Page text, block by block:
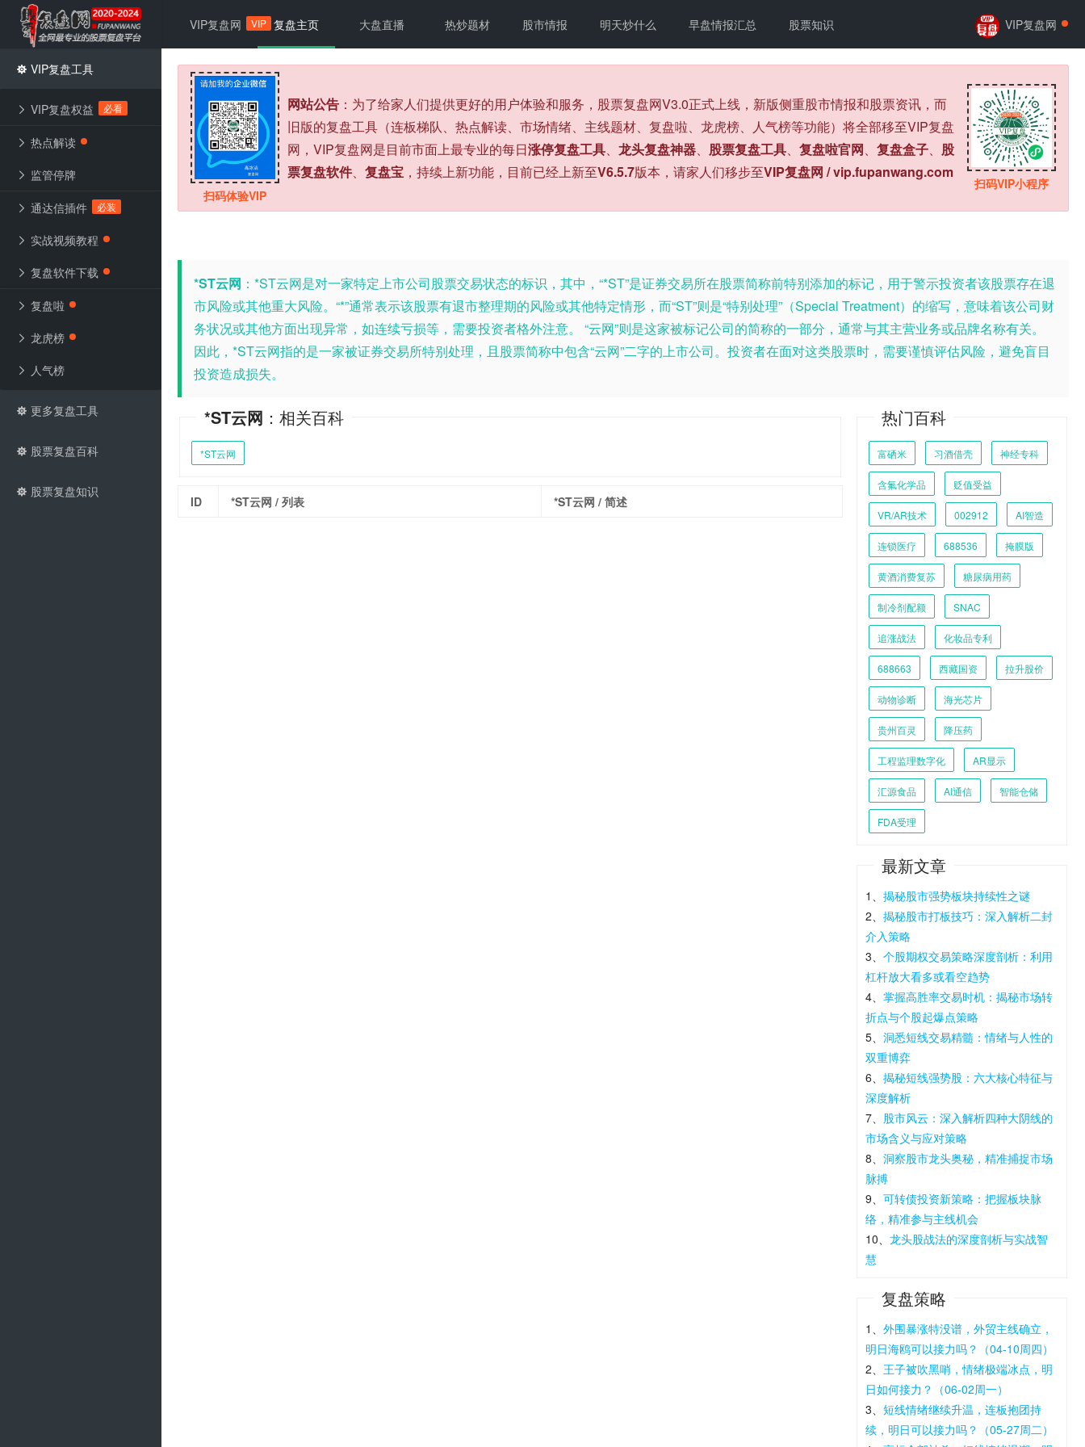
扫码体验VIP
网站公告 ：为了给家人们提供更好的用户体验和服务，股票复盘网V3.0正式上线，新版侧重股市情报和股票资讯，而
旧版的复盘工具（连板梯队、热点解读、市场情绪、主线题材、复盘啦、龙虎榜、人气榜等功能）将全部移至VIP复盘
网，VIP复盘网是目前市面上最专业的每日涨停复盘工具、 龙头复盘神器、 股票复盘工具、 复盘啦官网、 复盘盒子、 股
票复盘软件、 复盘宝 ，持续上新功能，目前已经上新至V6.5.7版本，请家人们移步至VIP复盘网 / vip.fupanwang.com
扫码VIP小程序
*ST云网 ： *ST云网是对一家特定上市公司股票交易状态的标识，其中，“*ST”是证券交易所在股票简称前特别添加的标记，用于警示投资者该股票存在退
市风险或其他重大风险。“*”通常表示该股票有退市整理期的风险或其他特定情形，而“ST”则是“特别处理”（Special Treatment）的缩写，意味着该公司财
务状况或其他方面出现异常，如连续亏损等，需要投资者格外注意。 “云网”则是这家被标记公司的简称的一部分，通常与其主营业务或品牌名称有关。
因此，*ST云网指的是一家被证券交易所特别处理，且股票简称中包含“云网”二字的上市公司。投资者在面对这类股票时，需要谨慎评估风险，避免盲目
投资造成损失。
*ST云网 ：相关百科
*ST云网
ID *ST云网 / 列表 *ST云网 / 简述
热门百科
富硒米 习酒借壳 神经专科
含氟化学品 贬值受益
VR/AR技术 002912 AI智造
连锁医疗 688536 掩膜版
黄酒消费复苏 糖尿病用药
制冷剂配额 SNAC
追涨战法 化妆品专利
688663 西藏国资 拉升股价
动物诊断 海光芯片
贵州百灵 降压药
工程监理数字化 AR显示
汇源食品 AI通信 智能仓储
FDA受理
最新文章
1、揭秘股市强势板块持续性之谜
2、揭秘股市打板技巧：深入解析二封
介入策略
3、个股期权交易策略深度剖析：利用
杠杆放大看多或看空趋势
4、掌握高胜率交易时机：揭秘市场转
折点与个股起爆点策略
5、洞悉短线交易精髓：情绪与人性的
双重博弈
6、揭秘短线强势股：六大核心特征与
深度解析
7、 股市风云：深入解析四种大阴线的
市场含义与应对策略
8、洞察股市龙头奥秘，精准捕捉市场
脉搏
9、可转债投资新策略：把握板块脉
络，精准参与主线机会
10、龙头股战法的深度剖析与实战智
慧
复盘策略
1、外围暴涨特没谱，外贸主线确立，
明日海鸥可以接力吗？（04-10周四）
2、 王子被吹黑哨，情绪极端冰点，明
日如何接力？（06-02周一）
3、短线情绪继续升温，连板抱团持
续，明日可以接力吗？（05-27周二）
VIP复盘网 VIP 复盘主页 大盘直播 热炒题材 股市情报 明天炒什么 早盘情报汇总 股票知识 VIP复盘网
VIP复盘工具
VIP复盘权益 必看
热点解读
监管停牌
通达信插件 必装
实战视频教程
复盘软件下载
复盘啦
龙虎榜
人气榜
更多复盘工具
股票复盘百科
股票复盘知识